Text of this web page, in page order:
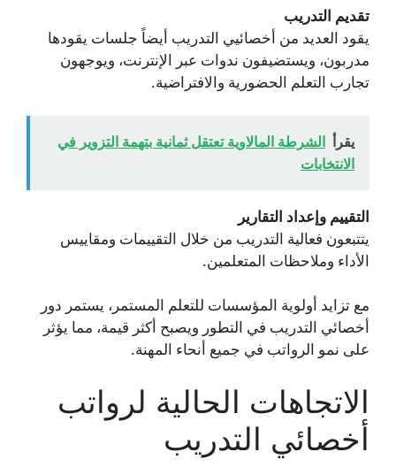
تقديم التدريب
يقود العديد من أخصائيي التدريب أيضاً جلسات يقودها
مدربون، ويستضيفون ندوات عبر الإنترنت، ويوجهون
تجارب التعلم الحضورية والافتراضية.
يقرأ الشرطة المالاوية تعتقل ثمانية بتهمة التزوير في
الانتخابات
التقييم وإعداد التقارير
يتتبعون فعالية التدريب من خلال التقييمات ومقاييس
الأداء وملاحظات المتعلمين.
مع تزايد أولوية المؤسسات للتعلم المستمر، يستمر دور
أخصائي التدريب في التطور ويصبح أكثر قيمة، مما يؤثر
على نمو الرواتب في جميع أنحاء المهنة.
الاتجاهات الحالية لرواتب
أخصائي التدريب